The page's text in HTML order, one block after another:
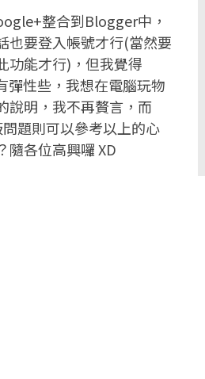
整合到Blogger中，
也要登入帳號才行(當然要
功能才行)，但我覺得
彈性些，我想在電腦玩物
說明，我不再贅言，而
題則可以參考以上的心
隨各位高興囉 XD